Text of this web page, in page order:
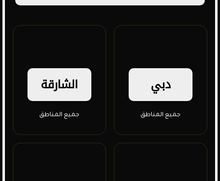
دبي
جميع المناطق
الشارقة
جميع المناطق